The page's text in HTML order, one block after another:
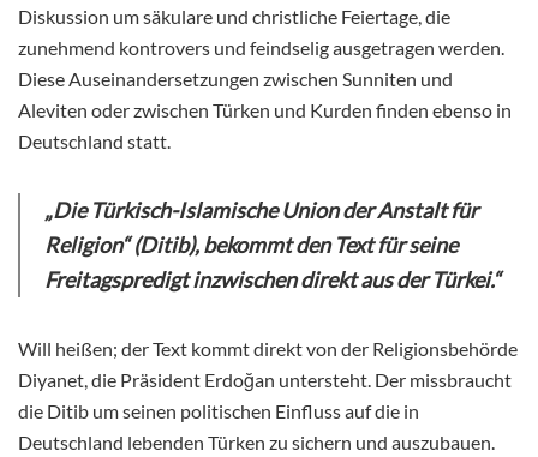
Diskussion um säkulare und christliche Feiertage, die
zunehmend kontrovers und feindselig ausgetragen werden.
Diese Auseinandersetzungen zwischen Sunniten und
Aleviten oder zwischen Türken und Kurden finden ebenso in
Deutschland statt.
„Die Türkisch-Islamische Union der Anstalt für
Religion“ (Ditib), bekommt den Text für seine
Freitagspredigt inzwischen direkt aus der Türkei.“
Will heißen; der Text kommt direkt von der Religionsbehörde
Diyanet, die Präsident Erdoğan untersteht. Der missbraucht
die Ditib um seinen politischen Einfluss auf die in
Deutschland lebenden Türken zu sichern und auszubauen.